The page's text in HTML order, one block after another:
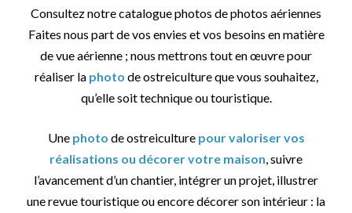
Consultez notre catalogue photos de photos aériennes
Faites nous part de vos envies et vos besoins en matière
de vue aérienne ; nous mettrons tout en œuvre pour
réaliser la photo de ostreiculture que vous souhaitez,
qu’elle soit technique ou touristique.
Une photo de ostreiculture pour valoriser vos
réalisations ou décorer votre maison, suivre
l’avancement d’un chantier, intégrer un projet, illustrer
une revue touristique ou encore décorer son intérieur : la